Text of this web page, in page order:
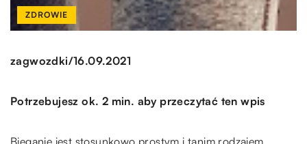
ZDROWIE
zagwozdki/16.09.2021
Potrzebujesz ok. 2 min. aby przeczytać ten wpis
Bieganie jest stosunkowo prostym i tanim rodzajem